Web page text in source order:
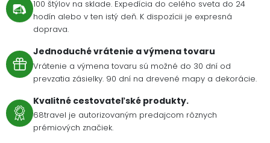
100 štýlov na sklade. Expedícia do celého sveta do 24
hodín alebo v ten istý deň. K dispozícii je expresná
doprava.
Jednoduché vrátenie a výmena tovaru
Vrátenie a výmena tovaru sú možné do 30 dní od
prevzatia zásielky. 90 dní na drevené mapy a dekorácie.
Kvalitné cestovateľské produkty.
68travel je autorizovaným predajcom rôznych
prémiových značiek.